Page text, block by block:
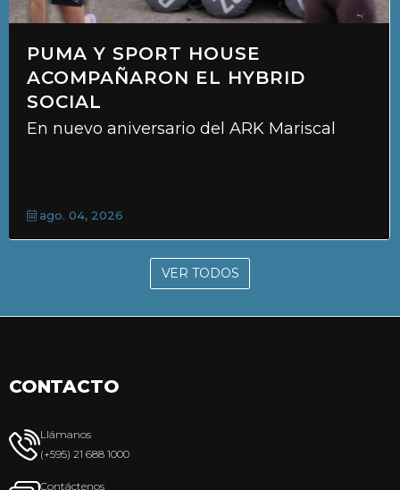
PUMA Y SPORT HOUSE
ACOMPAÑARON EL HYBRID
SOCIAL
En nuevo aniversario del ARK Mariscal
ago. 04, 2026
VER TODOS
CONTACTO
Llámanos
(+595) 21 688 1000
Contáctenos